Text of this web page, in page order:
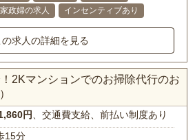
家政婦の求人 インセンティブあり
の求人の詳細を見る
2Kマンションでのお掃除代行のお
円 、交通費支給、前払い制度あり
15分